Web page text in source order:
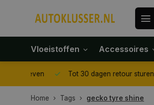
Vloeistoffen Accessoires
Tot 30 dagen retour sturen.
Home Tags gecko tyre shine